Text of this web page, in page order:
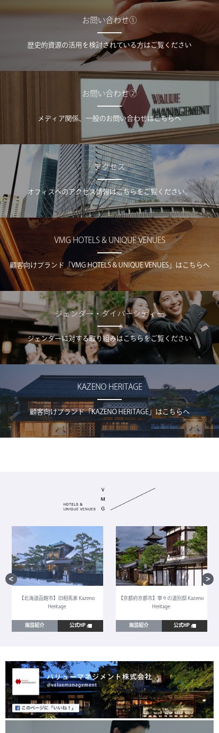
お問い合わせ①
歴史的資源の活用を検討されている方はご覧ください
お問い合わせ②
メディア関係、一般のお問い合わせはこちらへ
アクセス
オフィスへのアクセス情報はこちらをご覧ください。
VMG HOTELS & UNIQUE VENUES
顧客向けブランド「VMG HOTELS & UNIQUE VENUES」はこちらへ
ジェンダー・ダイバーシティー
ジェンダーに対する取り組みはこちらをご覧ください
KAZENO HERITAGE
顧客向けブランド「KAZENO HERITAGE」はこちらへ
【北海道函館市】旧相馬家 Kazeno
Heritage
施設紹介 公式HP
【京都府京都市】寧々の道別邸 Kazeno
Heritage
施設紹介 公式HP